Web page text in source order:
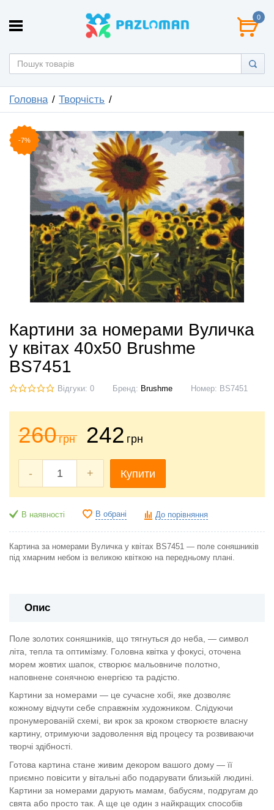
0
Головна Творчість
-7%
Картини за номерами Вуличка
у квітах 40x50 Brushme
BS7451
Відгуки: 0 Бренд: Brushme Номер: BS7451
260грн 242 грн
- + Купити
В наявності В обрані До порівняння
Картина за номерами Вуличка у квітах BS7451 — поле соняшників
під хмарним небом із великою квіткою на передньому плані.
Опис
Поле золотих соняшників, що тягнуться до неба, — символ
літа, тепла та оптимізму. Головна квітка у фокусі, оточена
морем жовтих шапок, створює мальовниче полотно,
наповнене сонячною енергією та радістю.
Картини за номерами — це сучасне хобі, яке дозволяє
кожному відчути себе справжнім художником. Слідуючи
пронумерованій схемі, ви крок за кроком створюєте власну
картину, отримуючи задоволення від процесу та розвиваючи
творчі здібності.
Готова картина стане живим декором вашого дому — її
приємно повісити у вітальні або подарувати близькій людині.
Картини за номерами дарують мамам, бабусям, подругам до
свята або просто так. А ще це один з найкращих способів